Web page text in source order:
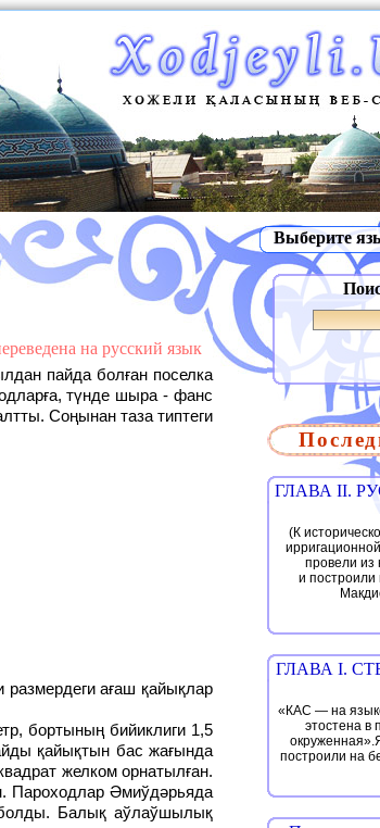
Выберите
на русский язык
түнде шыра - фанс
Соңынан таза типтеги
қайықтын бас жағында
желком орнатылған.
Пароходлар Әмиўдәрьяда
болды. Балық аўлаўшылық
ГЛАВА II.
(К
провели из
и построили
ГЛАВА I.
«КАС — на
этостена в
построили на